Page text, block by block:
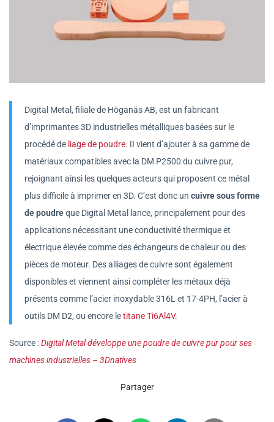
Digital Metal, filiale de Höganäs AB, est un fabricant
d’imprimantes 3D industrielles métalliques basées sur le
procédé de liage de poudre. II vient d’ajouter à sa gamme de
matériaux compatibles avec la DM P2500 du cuivre pur,
rejoignant ainsi les quelques acteurs qui proposent ce métal
plus difficile à imprimer en 3D. C’est donc un cuivre sous forme
de poudreque Digital Metal lance, principalement pour des
applications nécessitant une conductivité thermique et
électrique élevée comme des échangeurs de chaleur ou des
pièces de moteur. Des alliages de cuivre sont également
disponibles et viennent ainsi compléter les métaux déjà
présents comme l’acier inoxydable 316L et 17-4PH, l’acier à
outils DM D2, ou encore letitane Ti6Al4V.
Source :Digital Metal développe une poudre de cuivre pur pour ses
machines industrielles – 3Dnatives
Partager